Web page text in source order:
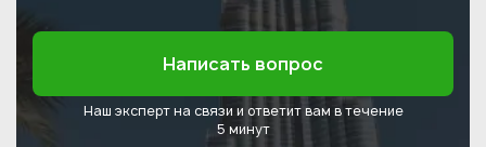
Написать вопрос
Наш эксперт на связи и ответитвам в течение
5 минут